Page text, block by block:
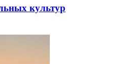
культур